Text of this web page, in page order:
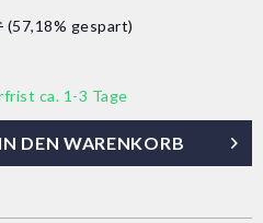
(57,18% gespart)
ca. 1-3 Tage
IN DEN WARENKORB